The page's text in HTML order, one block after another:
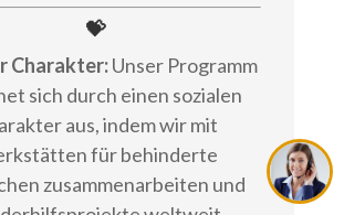
💝
Charakter:Unser Programm
sich durch einen sozialen
aus, indem wir mit
für behinderte
zusammenarbeiten und